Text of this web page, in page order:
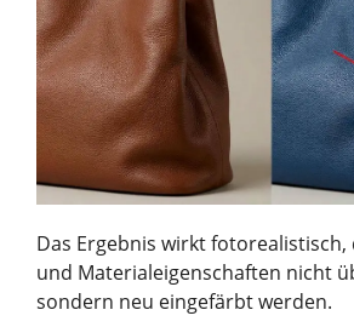
Das Ergebnis wirkt fotorealistisch,
und Materialeigenschaften nicht
sondern neu eingefärbt werden.